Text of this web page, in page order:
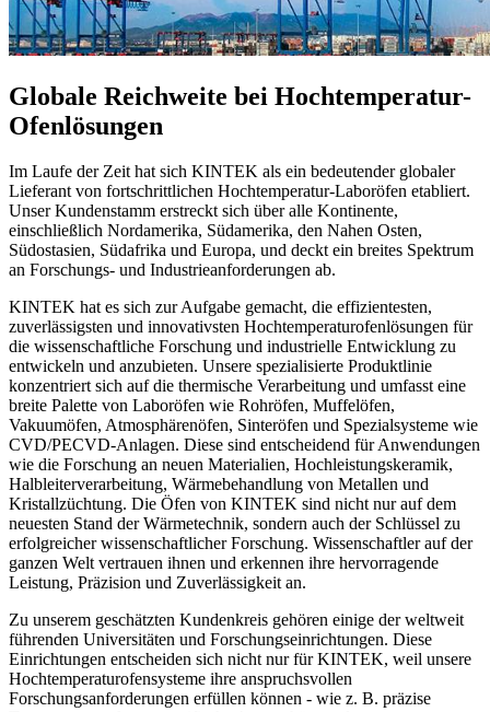
Globale Reichweite bei Hochtemperatur-
Ofenlösungen
Im Laufe der Zeit hat sich KINTEK als ein bedeutender globaler
Lieferant von fortschrittlichen Hochtemperatur-Laboröfen etabliert.
Unser Kundenstamm erstreckt sich über alle Kontinente,
einschließlich Nordamerika, Südamerika, den Nahen Osten,
Südostasien, Südafrika und Europa, und deckt ein breites Spektrum
an Forschungs- und Industrieanforderungen ab.
KINTEK hat es sich zur Aufgabe gemacht, die effizientesten,
zuverlässigsten und innovativsten Hochtemperaturofenlösungen für
die wissenschaftliche Forschung und industrielle Entwicklung zu
entwickeln und anzubieten. Unsere spezialisierte Produktlinie
konzentriert sich auf die thermische Verarbeitung und umfasst eine
breite Palette von Laboröfen wie Rohröfen, Muffelöfen,
Vakuumöfen, Atmosphärenöfen, Sinteröfen und Spezialsysteme wie
CVD/PECVD-Anlagen. Diese sind entscheidend für Anwendungen
wie die Forschung an neuen Materialien, Hochleistungskeramik,
Halbleiterverarbeitung, Wärmebehandlung von Metallen und
Kristallzüchtung. Die Öfen von KINTEK sind nicht nur auf dem
neuesten Stand der Wärmetechnik, sondern auch der Schlüssel zu
erfolgreicher wissenschaftlicher Forschung. Wissenschaftler auf der
ganzen Welt vertrauen ihnen und erkennen ihre hervorragende
Leistung, Präzision und Zuverlässigkeit an.
Zu unserem geschätzten Kundenkreis gehören einige der weltweit
führenden Universitäten und Forschungseinrichtungen. Diese
Einrichtungen entscheiden sich nicht nur für KINTEK, weil unsere
Hochtemperaturofensysteme ihre anspruchsvollen
Forschungsanforderungen erfüllen können - wie z. B. präzise